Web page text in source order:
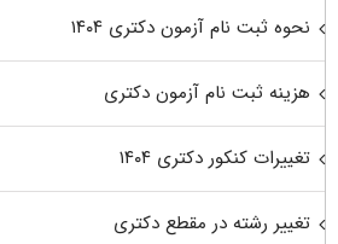
نحوه ثبت نام آزمون دکتری ۱۴۰۴
هزینه ثبت نام آزمون دکتری
تغییرات کنکور دکتری ۱۴۰۴
تغییر رشته در مقطع دکتری